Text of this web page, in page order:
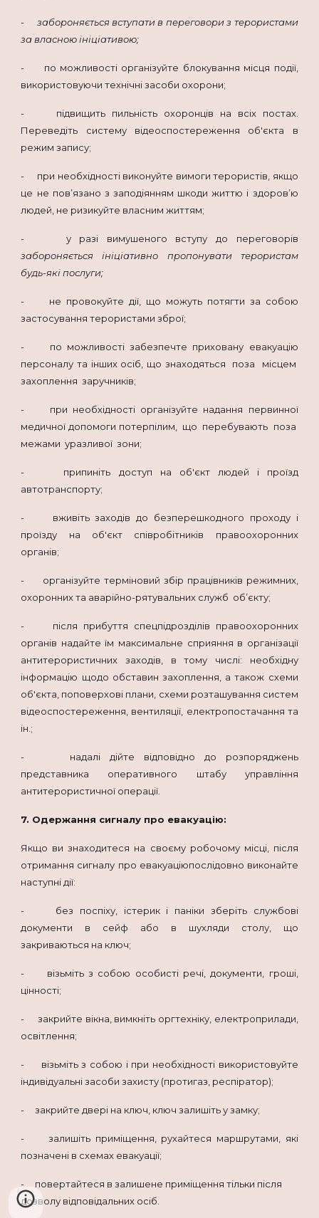
- забороняється вступати в переговори з терористами
за власною ініціативою;
- по можливості організуйте блокування місця події,
використовуючи технічні засоби охорони;
- підвищить пильність охоронців на всіх постах.
Переведіть систему відеоспостереження об'єкта в
режим запису;
- при необхідності виконуйте вимоги терористів, якщо
це не пов’язано з заподіянням шкоди життю і здоров’ю
людей, не ризикуйте власним життям;
- у разі вимушеного вступу до переговорів
забороняється ініціативно пропонувати терористам
будь-які послуги;
- не провокуйте дії, що можуть потягти за собою
застосування терористами зброї;
- по можливості забезпечте приховану евакуацію
персоналу та інших осіб, що знаходяться поза місцем
захоплення заручників;
- при необхідності організуйте надання первинної
медичної допомоги потерпілим, що перебувають поза
межами уразливої зони;
- припиніть доступ на об'єкт людей і проїзд
автотранспорту;
- вживіть заходів до безперешкодного проходу і
проїзду на об'єкт співробітників правоохоронних
органів;
- організуйте терміновий збір працівників режимних,
охоронних та аварійно-рятувальних служб об’єкту;
- після прибуття спецпідрозділів правоохоронних
органів надайте їм максимальне сприяння в організації
антитерористичних заходів, в тому числі: необхідну
інформацію щодо обставин захоплення, а також схеми
об'єкта, поповерхові плани, схеми розташування систем
відеоспостереження, вентиляції, електропостачання та
ін.;
- надалі дійте відповідно до розпоряджень
представника оперативного штабу управління
антитерористичної операції.
7. Одержання сигналу про евакуацію:
Якщо ви знаходитеся на своєму робочому місці, після
отримання сигналу про евакуаціюпослідовно виконайте
наступні дії:
- без поспіху, істерик і паніки зберіть службові
документи в сейф або в шухляди столу, що
закриваються на ключ;
- візьміть з собою особисті речі, документи, гроші,
цінності;
- закрийте вікна, вимкніть оргтехніку, електроприлади,
освітлення;
- візьміть з собою і при необхідності використовуйте
індивідуальні засоби захисту (протигаз, респіратор);
- закрийте двері на ключ, ключ залишіть у замку;
- залишіть приміщення, рухайтеся маршрутами, які
позначені в схемах евакуації;
- повертайтеся в залишене приміщення тільки після
дозволу відповідальних осіб.